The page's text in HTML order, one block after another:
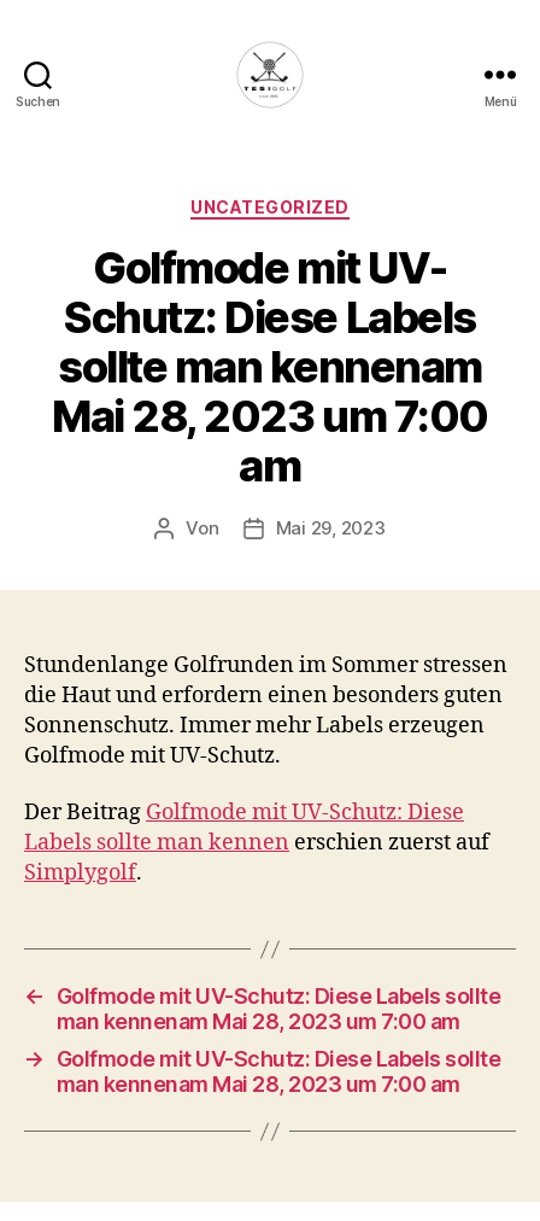
Suchen
Deine
Plattform
für
Golfbegeisterte!
Menü
Kategorien
UNCATEGORIZED
Golfmode mit UV-
Schutz: Diese Labels
sollte man kennenam
Mai 28, 2023 um 7:00
am
Beitragsautor
Von Veröffentlichungsdatum
Mai 29, 2023
Stundenlange Golfrunden im Sommer stressen
die Haut und erfordern einen besonders guten
Sonnenschutz. Immer mehr Labels erzeugen
Golfmode mit UV-Schutz.
Der Beitrag Golfmode mit UV-Schutz: Diese
Labels sollte man kennen erschien zuerst auf
Simplygolf.
←
Golfmode mit UV-Schutz: Diese Labels sollte
man kennenam Mai 28, 2023 um 7:00 am
→
Golfmode mit UV-Schutz: Diese Labels sollte
man kennenam Mai 28, 2023 um 7:00 am